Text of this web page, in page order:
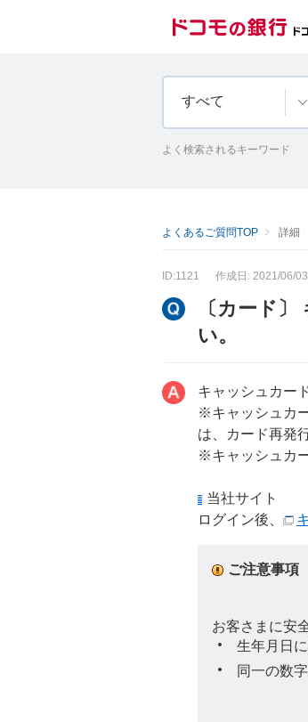
すべて
よく検索されるキーワード
よくあるご質問TOP 詳細
ID:1121 作成日: 2021/06/03
〔カード
い。
キャッシュカー
※キャッシュカ
は、カード再発
※キャッシュカ
当社サイト
ログイン後、
ご注意事項
お客さまに安
生年月日
同一の数